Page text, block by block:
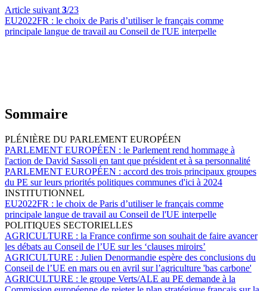
Article suivant 3/23
EU2022FR : le choix de Paris d’utiliser le français comme
principale langue de travail au Conseil de l'UE interpelle
Sommaire
PLÉNIÈRE DU PARLEMENT EUROPÉEN
PARLEMENT EUROPÉEN : le Parlement rend hommage à
l'action de David Sassoli en tant que président et à sa personnalité
PARLEMENT EUROPÉEN : accord des trois principaux groupes
du PE sur leurs priorités politiques communes d'ici à 2024
INSTITUTIONNEL
EU2022FR : le choix de Paris d’utiliser le français comme
principale langue de travail au Conseil de l'UE interpelle
POLITIQUES SECTORIELLES
AGRICULTURE : la France confirme son souhait de faire avancer
les débats au Conseil de l’UE sur les ‘clauses miroirs’
AGRICULTURE : Julien Denormandie espère des conclusions du
Conseil de l’UE en mars ou en avril sur l’agriculture 'bas carbone'
AGRICULTURE : le groupe Verts/ALE au PE demande à la